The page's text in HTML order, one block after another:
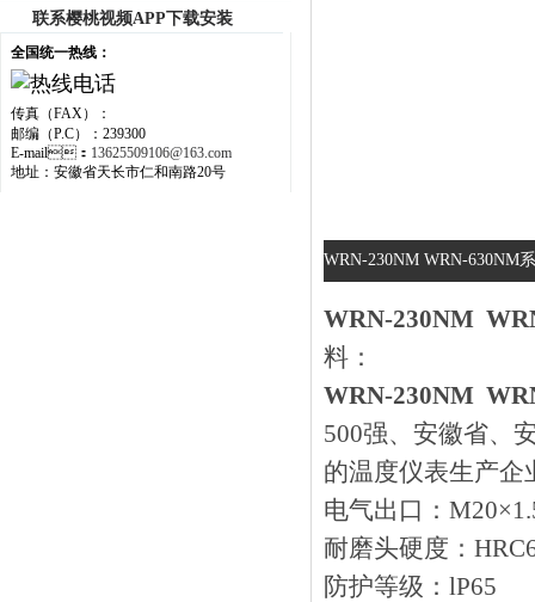
联系樱桃视频APP下载安装
全国统一热线：
传真（FAX）：
邮编（P.C）：239300
E-mail： 13625509106@163.com
地址：安徽省天长市仁和南路20号
WRN-230NM WRN-630NM
WRN-230NM
料：
WRN-230NM
500强、安徽省
的温度仪表生产企业
电气出口：
耐磨头硬度：
防护等级：lP65